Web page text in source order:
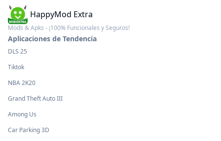
HappyMod Extra
Mods & Apks - ¡100% Funcionales y Seguros!
Aplicaciones de Tendencia
DLS 25
Tiktok
NBA 2K20
Grand Theft Auto III
Among Us
Car Parking 3D